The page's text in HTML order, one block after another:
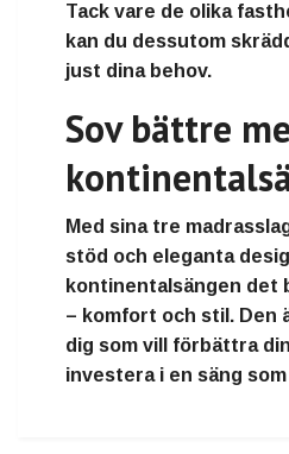
Tack vare de olika
kan du dessutom
just dina behov.
Sov bättre
Med sina tre
stöd och eleganta
kontinentalsängen det
– komfort och stil . Den
dig som vill förbättra
investera i en säng